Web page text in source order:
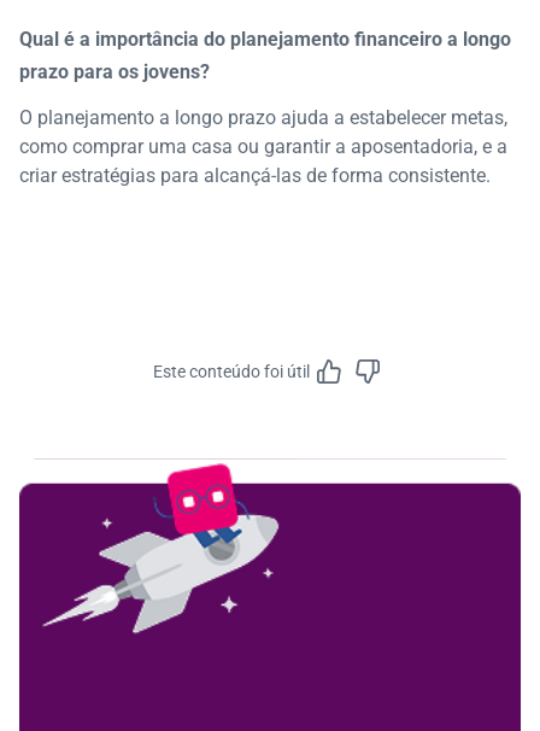
Qual é a importância do planejamento financeiro a longo
prazo para os jovens?
O planejamento a longo prazo ajuda a estabelecer metas,
como comprar uma casa ou garantir a aposentadoria, e a
criar estratégias para alcançá-las de forma consistente.
Este conteúdo foi útil